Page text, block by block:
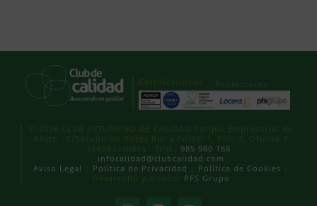
Certificaciones Promotores
© 2026 CLUB ASTURIANO DE CALIDAD Parque Empresarial de
Asipo · C/Secundino Roces Riera Portal 1, Piso 2, Oficina 3
33428 Llanera · Tlfn.: 985 980 188
infocalidad@clubcalidad.com
Aviso Legal
Política de Privacidad Política de Cookies
Desarrollo y diseño:
PFS Grupo